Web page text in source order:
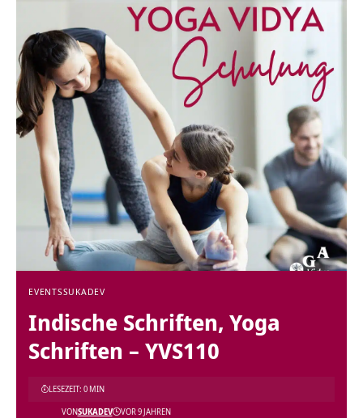
EVENTSSUKADEV
Indische Schriften, Yoga
Schriften – YVS110
VONSUKADEV VOR 9 JAHREN
LESEZEIT: 0 MIN